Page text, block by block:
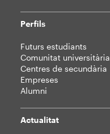
Perfils
Futurs estudiants
Comunitat universitària
Centres de secundària
Empreses
Alumni
Actualitat